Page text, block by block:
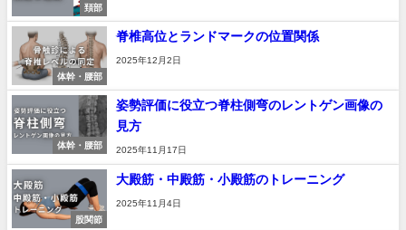
頚部
体幹・腰部
脊椎高位とランドマークの位置関係
2025年12月2日
体幹・腰部
姿勢評価に役立つ脊柱側弯のレントゲン画像の
見方
2025年11月17日
股関節
大殿筋・中殿筋・小殿筋のトレーニング
2025年11月4日